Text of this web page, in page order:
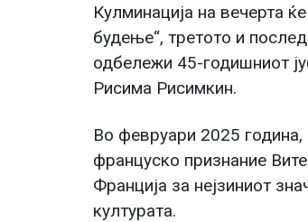
Кулминација на вечерта
будење“, третото и
одбележи 45-годишниот
Рисима Рисимкин.
Во февруари 2025
француско признание
Франција за нејзиниот
културата.